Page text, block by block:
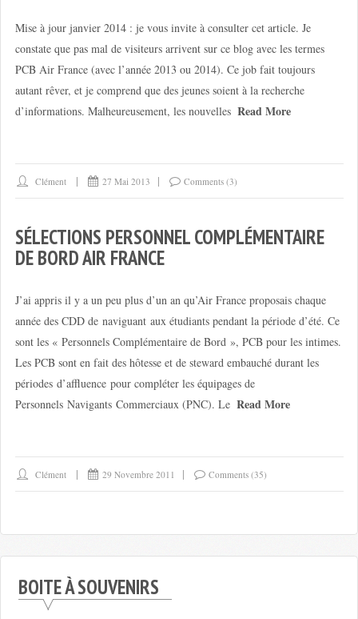
Mise à jour janvier 2014 : je vous invite à consulter cet article. Je
constate que pas mal de visiteurs arrivent sur ce blog avec les termes
PCB Air France (avec l’année 2013 ou 2014). Ce job fait toujours
autant rêver, et je comprend que des jeunes soient à la recherche
d’informations. Malheureusement, les nouvelles Read More
Clément 27 Mai 2013 Comments (3)
SÉLECTIONS PERSONNEL COMPLÉMENTAIRE
DE BORD AIR FRANCE
J’ai appris il y a un peu plus d’un an qu’Air France proposais chaque
année des CDD de naviguant aux étudiants pendant la période d’été. Ce
sont les « Personnels Complémentaire de Bord », PCB pour les intimes.
Les PCB sont en fait des hôtesse et de steward embauché durant les
périodes d’affluence pour compléter les équipages de
Personnels Navigants Commerciaux (PNC). Le Read More
Clément 29 Novembre 2011 Comments (35)
BOITE À SOUVENIRS